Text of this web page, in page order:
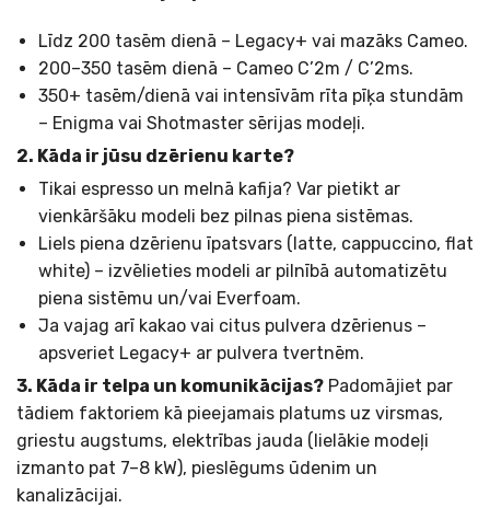
Līdz 200 tasēm dienā – Legacy+ vai mazāks Cameo.
200–350 tasēm dienā – Cameo C’2m / C’2ms.
350+ tasēm/dienā vai intensīvām rīta pīķa stundām
– Enigma vai Shotmaster sērijas modeļi.
2. Kāda ir jūsu dzērienu karte?
Tikai espresso un melnā kafija? Var pietikt ar
vienkāršāku modeli bez pilnas piena sistēmas.
Liels piena dzērienu īpatsvars (latte, cappuccino, flat
white) – izvēlieties modeli ar pilnībā automatizētu
piena sistēmu un/vai Everfoam.
Ja vajag arī kakao vai citus pulvera dzērienus –
apsveriet Legacy+ ar pulvera tvertnēm.
3. Kāda ir telpa un komunikācijas? Padomājiet par
tādiem faktoriem kā pieejamais platums uz virsmas,
griestu augstums, elektrības jauda (lielākie modeļi
izmanto pat 7–8 kW), pieslēgums ūdenim un
kanalizācijai.